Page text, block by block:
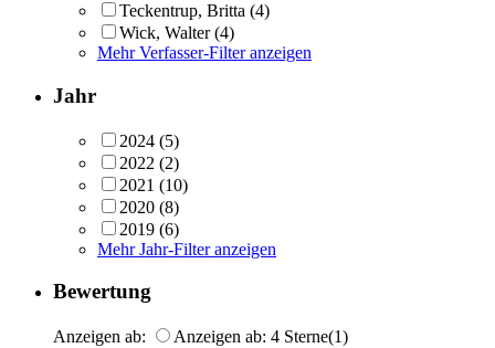
Teckentrup, Britta (4)
Wick, Walter (4)
Mehr Verfasser-Filter anzeigen
Jahr
2024 (5)
2022 (2)
2021 (10)
2020 (8)
2019 (6)
Mehr Jahr-Filter anzeigen
Bewertung
Anzeigen ab: Anzeigen ab: 4 Sterne(1)